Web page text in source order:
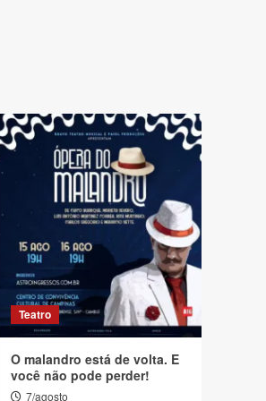
Teatro
O malandro está de volta. E
você não pode perder!
7/agosto